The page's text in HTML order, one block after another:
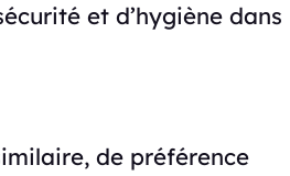
et d’hygiène dans
de préférence